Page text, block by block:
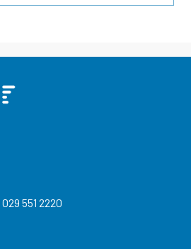
029 551 2220